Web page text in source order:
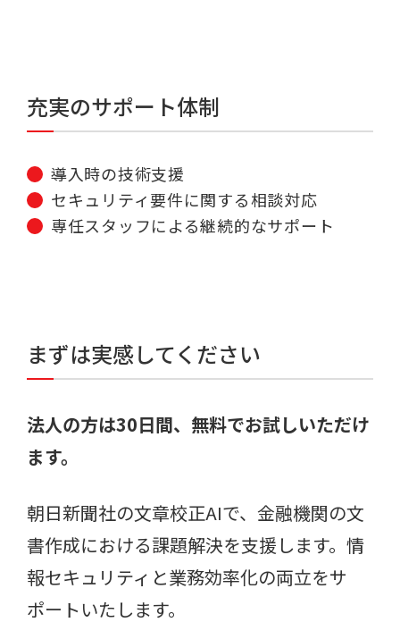
充実のサポート体制
導入時の技術支援
セキュリティ要件に関する相談対応
専任スタッフによる継続的なサポート
まずは実感してください
法人の方は30日間、無料でお試しいただけ
ます。
朝日新聞社の文章校正AIで、金融機関の文
書作成における課題解決を支援します。情
報セキュリティと業務効率化の両立をサ
ポートいたします。